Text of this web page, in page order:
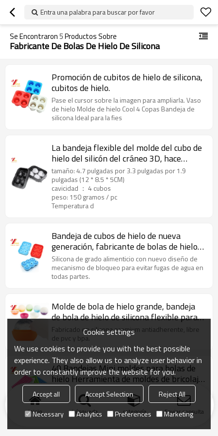
Entra una palabra para buscar por favor
Se Encontraron5Productos Sobre
Fabricante De Bolas De Hielo De Silicona
Promoción de cubitos de hielo de silicona,
cubitos de hielo.
Pase el cursor sobre la imagen para ampliarla. Vaso
de hielo Molde de hielo Cool 4 Copas Bandeja de
silicona Ideal para la fies
La bandeja flexible del molde del cubo de
hielo del silicón del cráneo 3D, hace
cuatro cráneos de hielo gigantes,
fabricante redondo del cubo de hielo
tamaño: 4.7 pulgadas por 3.3 pulgadas por 1.9
pulgadas (12 * 8.5 * 5CM)
cavicidad ： 4 cubos
peso: 150 gramos / pc
Temperatura d
Bandeja de cubos de hielo de nueva
generación, fabricante de bolas de hielo,
bandeja de hielo de silicona con tapa de
Esfera para enfriar whisky, cócteles,
vodka
Silicona de grado alimenticio con nuevo diseño de
mecanismo de bloqueo para evitar fugas de agua en
todas partes.
Molde de bola de hielo grande, bandeja
de bola de hielo de silicona flexible para
amantes de la bebida fría, esferas
redondas de bola de hielo
Fabricado en silicona premium antiadherente, libre
de pvc y bpa.
40 Bandejas Mini moldes para bolas de
hielo Herramienta de moldes de bricolaje
para niños con dulce de leche de jalea de
caramelo Jugo de chocolate o Cócteles y
partículas de whisky
9.5 "x 4.7" x 0.8 "(L x W x H), tamaño del diámetro de
la bola de hielo: 0.5"
Inicio búsqueda categoría Enviar consulta
Cookie settings
We use cookies to provide you with the best possible
experience. They also allow us to analyze user behavior in
order to constantly improve the website for you.
Accept all Accept Selection
Reject All
Necessary
Analytics Preferences Marketing